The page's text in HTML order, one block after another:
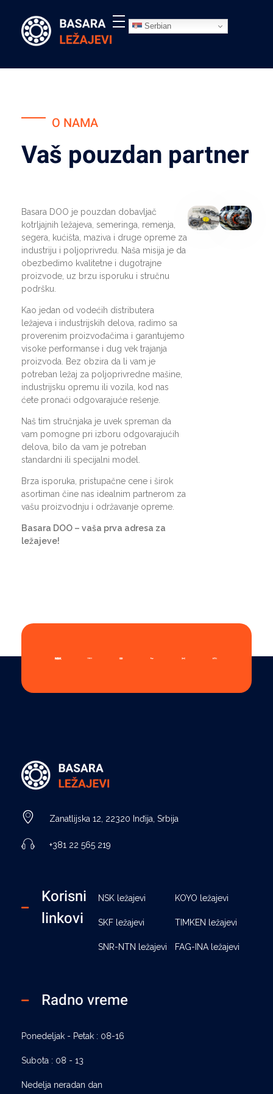
Serbian
O NAMA
Vaš pouzdan partner
Basara DOO je pouzdan dobavljač
kotrljajnih ležajeva, semeringa, remenja,
segera, kućišta, maziva i druge opreme za
industriju i poljoprivredu. Naša misija je da
obezbedimo kvalitetne i dugotrajne
proizvode, uz brzu isporuku i stručnu
podršku.
Kao jedan od vodećih distributera
ležajeva i industrijskih delova, radimo sa
proverenim proizvođačima i garantujemo
visoke performanse i dug vek trajanja
proizvoda. Bez obzira da li vam je
potreban ležaj za poljoprivredne mašine,
industrijsku opremu ili vozila, kod nas
ćete pronaći odgovarajuće rešenje.
Naš tim stručnjaka je uvek spreman da
vam pomogne pri izboru odgovarajućih
delova, bilo da vam je potreban
standardni ili specijalni model.
Brza isporuka, pristupačne cene i širok
asortiman čine nas idealnim partnerom za
vašu proizvodnju i održavanje opreme.
Basara DOO – vaša prva adresa za
ležajeve!
Zanatlijska 12, 22320 Inđija, Srbija
+381 22 565 219
Korisni
linkovi
NSK ležajevi
SKF ležajevi
SNR-NTN ležajevi
KOYO ležajevi
TIMKEN ležajevi
FAG-INA ležajevi
Radno vreme
Ponedeljak - Petak : 08-16
Subota : 08 - 13
Nedelja neradan dan